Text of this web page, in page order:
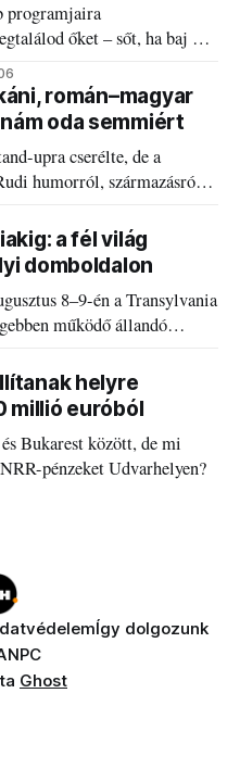
programjaira
őket – sőt, ha baj van
román–magyar
oda semmiért
upra cserélte, de a
humorról, származásról
a fél világ
domboldalon
8–9-én a Transylvania
működő állandó
helyre
millió euróból
Bukarest között, de mi
pénzeket Udvarhelyen?
Így dolgozunk
Ghost